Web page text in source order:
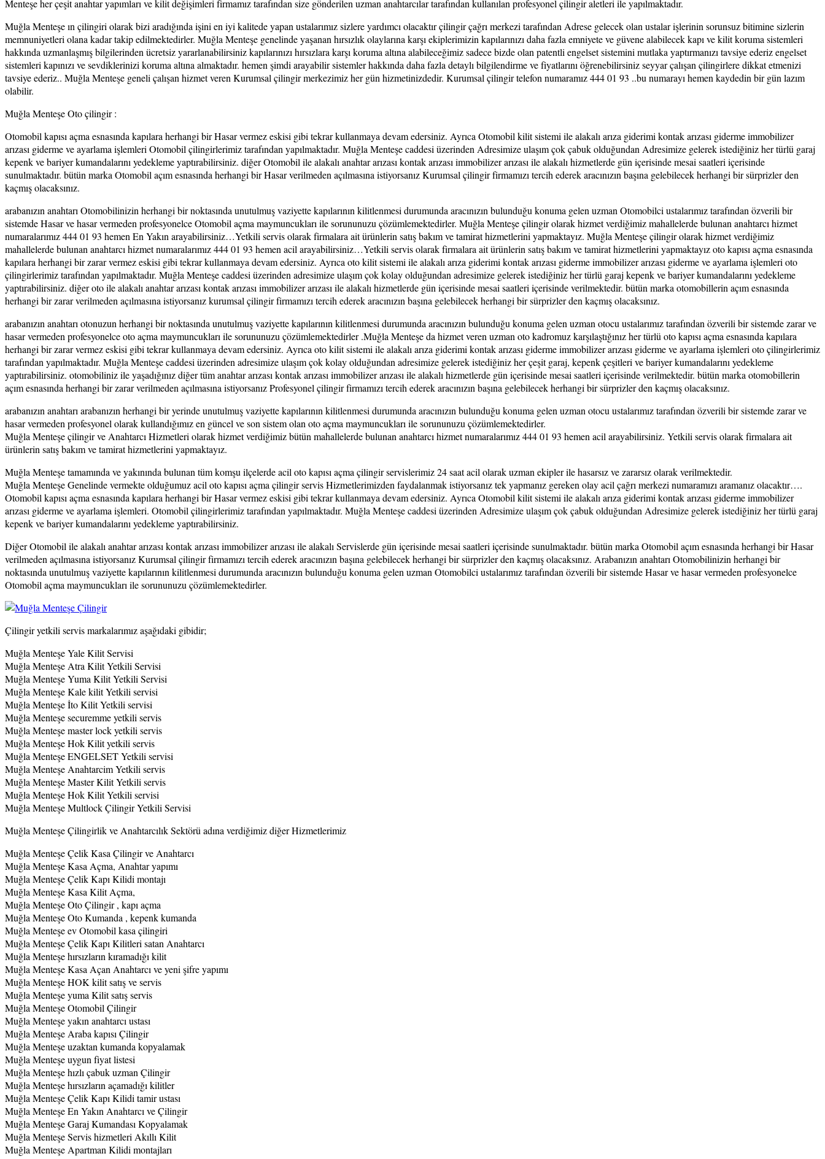
Menteşe her çeşit anahtar yapımları ve kilit değişimleri firmamız tarafından size gönderilen uzman anahtarcılar tarafından kullanılan profesyonel çilingir aletleri ile yapılmaktadır.
Muğla Menteşe ın çilingiri olarak bizi aradığında işini en iyi kalitede yapan ustalarımız sizlere yardımcı olacaktır çilingir çağrı merkezi tarafından Adrese gelecek olan ustalar işlerinin sorunsuz bitimine sizlerin
memnuniyetleri olana kadar takip edilmektedirler. Muğla Menteşe genelinde yaşanan hırsızlık olaylarına karşı ekiplerimizin kapılarınızı daha fazla emniyete ve güvene alabilecek kapı ve kilit koruma sistemleri
hakkında uzmanlaşmış bilgilerinden ücretsiz yararlanabilirsiniz kapılarınızı hırsızlara karşı koruma altına alabileceğimiz sadece bizde olan patentli engelset sistemini mutlaka yaptırmanızı tavsiye ederiz engelset
sistemleri kapınızı ve sevdiklerinizi koruma altına almaktadır. hemen şimdi arayabilir sistemler hakkında daha fazla detaylı bilgilendirme ve fiyatlarını öğrenebilirsiniz seyyar çalışan çilingirlere dikkat etmenizi
tavsiye ederiz.. Muğla Menteşe geneli çalışan hizmet veren Kurumsal çilingir merkezimiz her gün hizmetinizdedir. Kurumsal çilingir telefon numaramız 444 01 93 ..bu numarayı hemen kaydedin bir gün lazım
olabilir.
Muğla Menteşe Oto çilingir :
Otomobil kapısı açma esnasında kapılara herhangi bir Hasar vermez eskisi gibi tekrar kullanmaya devam edersiniz. Ayrıca Otomobil kilit sistemi ile alakalı arıza giderimi kontak arızası giderme immobilizer
arızası giderme ve ayarlama işlemleri Otomobil çilingirlerimiz tarafından yapılmaktadır. Muğla Menteşe caddesi üzerinden Adresimize ulaşım çok çabuk olduğundan Adresimize gelerek istediğiniz her türlü garaj
kepenk ve bariyer kumandalarını yedekleme yaptırabilirsiniz. diğer Otomobil ile alakalı anahtar arızası kontak arızası immobilizer arızası ile alakalı hizmetlerde gün içerisinde mesai saatleri içerisinde
sunulmaktadır. bütün marka Otomobil açım esnasında herhangi bir Hasar verilmeden açılmasına istiyorsanız Kurumsal çilingir firmamızı tercih ederek aracınızın başına gelebilecek herhangi bir sürprizler den
kaçmış olacaksınız.
arabanızın anahtarı Otomobilinizin herhangi bir noktasında unutulmuş vaziyette kapılarının kilitlenmesi durumunda aracınızın bulunduğu konuma gelen uzman Otomobilci ustalarımız tarafından özverili bir
sistemde Hasar ve hasar vermeden profesyonelce Otomobil açma maymuncukları ile sorununuzu çözümlemektedirler. Muğla Menteşe çilingir olarak hizmet verdiğimiz mahallelerde bulunan anahtarcı hizmet
numaralarımız 444 01 93 hemen En Yakın arayabilirsiniz…Yetkili servis olarak firmalara ait ürünlerin satış bakım ve tamirat hizmetlerini yapmaktayız. Muğla Menteşe çilingir olarak hizmet verdiğimiz
mahallelerde bulunan anahtarcı hizmet numaralarımız 444 01 93 hemen acil arayabilirsiniz…Yetkili servis olarak firmalara ait ürünlerin satış bakım ve tamirat hizmetlerini yapmaktayız oto kapısı açma esnasında
kapılara herhangi bir zarar vermez eskisi gibi tekrar kullanmaya devam edersiniz. Ayrıca oto kilit sistemi ile alakalı arıza giderimi kontak arızası giderme immobilizer arızası giderme ve ayarlama işlemleri oto
çilingirlerimiz tarafından yapılmaktadır. Muğla Menteşe caddesi üzerinden adresimize ulaşım çok kolay olduğundan adresimize gelerek istediğiniz her türlü garaj kepenk ve bariyer kumandalarını yedekleme
yaptırabilirsiniz. diğer oto ile alakalı anahtar arızası kontak arızası immobilizer arızası ile alakalı hizmetlerde gün içerisinde mesai saatleri içerisinde verilmektedir. bütün marka otomobillerin açım esnasında
herhangi bir zarar verilmeden açılmasına istiyorsanız kurumsal çilingir firmamızı tercih ederek aracınızın başına gelebilecek herhangi bir sürprizler den kaçmış olacaksınız.
arabanızın anahtarı otonuzun herhangi bir noktasında unutulmuş vaziyette kapılarının kilitlenmesi durumunda aracınızın bulunduğu konuma gelen uzman otocu ustalarımız tarafından özverili bir sistemde zarar ve
hasar vermeden profesyonelce oto açma maymuncukları ile sorununuzu çözümlemektedirler .Muğla Menteşe da hizmet veren uzman oto kadromuz karşılaştığınız her türlü oto kapısı açma esnasında kapılara
herhangi bir zarar vermez eskisi gibi tekrar kullanmaya devam edersiniz. Ayrıca oto kilit sistemi ile alakalı arıza giderimi kontak arızası giderme immobilizer arızası giderme ve ayarlama işlemleri oto çilingirlerimiz
tarafından yapılmaktadır. Muğla Menteşe caddesi üzerinden adresimize ulaşım çok kolay olduğundan adresimize gelerek istediğiniz her çeşit garaj, kepenk çeşitleri ve bariyer kumandalarını yedekleme
yaptırabilirsiniz. otomobiliniz ile yaşadığınız diğer tüm anahtar arızası kontak arızası immobilizer arızası ile alakalı hizmetlerde gün içerisinde mesai saatleri içerisinde verilmektedir. bütün marka otomobillerin
açım esnasında herhangi bir zarar verilmeden açılmasına istiyorsanız Profesyonel çilingir firmamızı tercih ederek aracınızın başına gelebilecek herhangi bir sürprizler den kaçmış olacaksınız.
arabanızın anahtarı arabanızın herhangi bir yerinde unutulmuş vaziyette kapılarının kilitlenmesi durumunda aracınızın bulunduğu konuma gelen uzman otocu ustalarımız tarafından özverili bir sistemde zarar ve
hasar vermeden profesyonel olarak kullandığımız en güncel ve son sistem olan oto açma maymuncukları ile sorununuzu çözümlemektedirler.
Muğla Menteşe çilingir ve Anahtarcı Hizmetleri olarak hizmet verdiğimiz bütün mahallelerde bulunan anahtarcı hizmet numaralarımız 444 01 93 hemen acil arayabilirsiniz. Yetkili servis olarak firmalara ait
ürünlerin satış bakım ve tamirat hizmetlerini yapmaktayız.
Muğla Menteşe tamamında ve yakınında bulunan tüm komşu ilçelerde acil oto kapısı açma çilingir servislerimiz 24 saat acil olarak uzman ekipler ile hasarsız ve zararsız olarak verilmektedir.
Muğla Menteşe Genelinde vermekte olduğumuz acil oto kapısı açma çilingir servis Hizmetlerimizden faydalanmak istiyorsanız tek yapmanız gereken olay acil çağrı merkezi numaramızı aramanız olacaktır….
Otomobil kapısı açma esnasında kapılara herhangi bir Hasar vermez eskisi gibi tekrar kullanmaya devam edersiniz. Ayrıca Otomobil kilit sistemi ile alakalı arıza giderimi kontak arızası giderme immobilizer
arızası giderme ve ayarlama işlemleri. Otomobil çilingirlerimiz tarafından yapılmaktadır. Muğla Menteşe caddesi üzerinden Adresimize ulaşım çok çabuk olduğundan Adresimize gelerek istediğiniz her türlü garaj
kepenk ve bariyer kumandalarını yedekleme yaptırabilirsiniz.
Diğer Otomobil ile alakalı anahtar arızası kontak arızası immobilizer arızası ile alakalı Servislerde gün içerisinde mesai saatleri içerisinde sunulmaktadır. bütün marka Otomobil açım esnasında herhangi bir Hasar
verilmeden açılmasına istiyorsanız Kurumsal çilingir firmamızı tercih ederek aracınızın başına gelebilecek herhangi bir sürprizler den kaçmış olacaksınız. Arabanızın anahtarı Otomobilinizin herhangi bir
noktasında unutulmuş vaziyette kapılarının kilitlenmesi durumunda aracınızın bulunduğu konuma gelen uzman Otomobilci ustalarımız tarafından özverili bir sistemde Hasar ve hasar vermeden profesyonelce
Otomobil açma maymuncukları ile sorununuzu çözümlemektedirler.
Çilingir yetkili servis markalarımız aşağıdaki gibidir;
Muğla Menteşe Yale Kilit Servisi
Muğla Menteşe Atra Kilit Yetkili Servisi
Muğla Menteşe Yuma Kilit Yetkili Servisi
Muğla Menteşe Kale kilit Yetkili servisi
Muğla Menteşe İto Kilit Yetkili servisi
Muğla Menteşe securemme yetkili servis
Muğla Menteşe master lock yetkili servis
Muğla Menteşe Hok Kilit yetkili servis
Muğla Menteşe ENGELSET Yetkili servisi
Muğla Menteşe Anahtarcim Yetkili servis
Muğla Menteşe Master Kilit Yetkili servis
Muğla Menteşe Hok Kilit Yetkili servisi
Muğla Menteşe Multlock Çilingir Yetkili Servisi
Muğla Menteşe Çilingirlik ve Anahtarcılık Sektörü adına verdiğimiz diğer Hizmetlerimiz
Muğla Menteşe Çelik Kasa Çilingir ve Anahtarcı
Muğla Menteşe Kasa Açma, Anahtar yapımı
Muğla Menteşe Çelik Kapı Kilidi montajı
Muğla Menteşe Kasa Kilit Açma,
Muğla Menteşe Oto Çilingir , kapı açma
Muğla Menteşe Oto Kumanda , kepenk kumanda
Muğla Menteşe ev Otomobil kasa çilingiri
Muğla Menteşe Çelik Kapı Kilitleri satan Anahtarcı
Muğla Menteşe hırsızların kıramadığı kilit
Muğla Menteşe Kasa Açan Anahtarcı ve yeni şifre yapımı
Muğla Menteşe HOK kilit satış ve servis
Muğla Menteşe yuma Kilit satış servis
Muğla Menteşe Otomobil Çilingir
Muğla Menteşe yakın anahtarcı ustası
Muğla Menteşe Araba kapısı Çilingir
Muğla Menteşe uzaktan kumanda kopyalamak
Muğla Menteşe uygun fiyat listesi
Muğla Menteşe hızlı çabuk uzman Çilingir
Muğla Menteşe hırsızların açamadığı kilitler
Muğla Menteşe Çelik Kapı Kilidi tamir ustası
Muğla Menteşe En Yakın Anahtarcı ve Çilingir
Muğla Menteşe Garaj Kumandası Kopyalamak
Muğla Menteşe Servis hizmetleri Akıllı Kilit
Muğla Menteşe Apartman Kilidi montajları